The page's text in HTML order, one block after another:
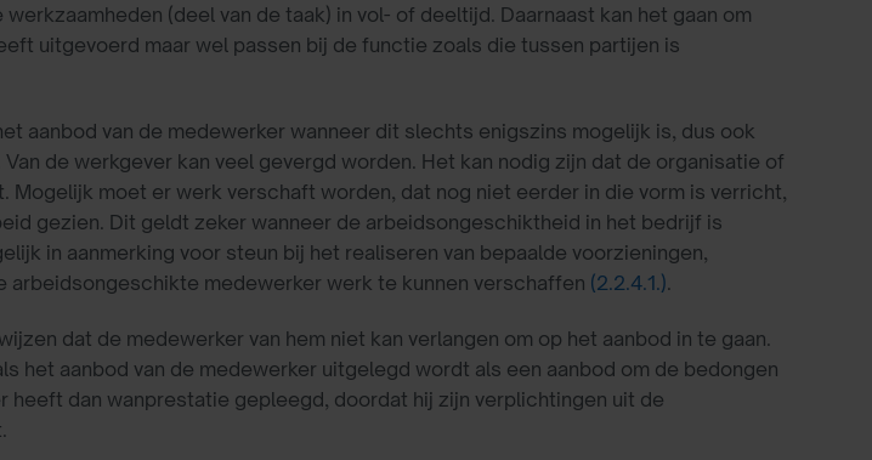
(deel van de taak) in vol- of deeltijd. Daarnaast kan het gaan om
uitgevoerd maar wel passen bij de functie zoals die tussen partijen is
aanbod van de medewerker wanneer dit slechts enigszins mogelijk is, dus ook
de werkgever kan veel gevergd worden. Het kan nodig zijn dat de organisatie of
Mogelijk moet er werk verschaft worden, dat nog niet eerder in die vorm is verricht,
gezien. Dit geldt zeker wanneer de arbeidsongeschiktheid in het bedrijf is
in aanmerking voor steun bij het realiseren van bepaalde voorzieningen,
arbeidsongeschikte medewerker werk te kunnen verschaffen (2.2.4.1.).
dat de medewerker van hem niet kan verlangen om op het aanbod in te gaan.
het aanbod van de medewerker uitgelegd wordt als een aanbod om de bedongen
heeft dan wanprestatie gepleegd, doordat hij zijn verplichtingen uit de